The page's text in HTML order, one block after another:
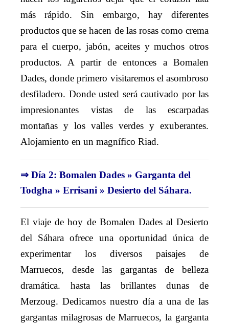
más rápido. Sin embargo, hay diferentes
productos que se hacen de las rosas como crema
para el cuerpo, jabón, aceites y muchos otros
productos. A partir de entonces a Bomalen
Dades, donde primero visitaremos el asombroso
desfiladero. Donde usted será cautivado por las
impresionantes vistas de las escarpadas
montañas y los valles verdes y exuberantes.
Alojamiento en un magnífico Riad.
⇒ Día 2: Bomalen Dades » Garganta del
Todgha » Errisani » Desierto del Sáhara.
El viaje de hoy de Bomalen Dades al Desierto
del Sáhara ofrece una oportunidad única de
experimentar los diversos paisajes de
Marruecos, desde las gargantas de belleza
dramática. hasta las brillantes dunas de
Merzoug. Dedicamos nuestro día a una de las
gargantas milagrosas de Marruecos, la garganta